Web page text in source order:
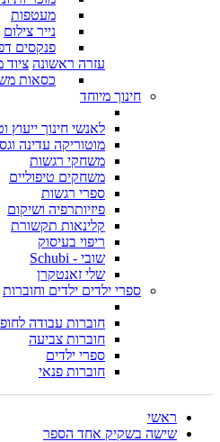
מעטפות
נייר צילום
פנקסים
עזרה ראשונה
כסאות
חינוך מיוחד
לאנשי חינוך ייעוץ
מוטוריקה עדינה
משחקי רגשות
משחקים טיפוליים
ספרי רגשות
פיזיותרפיה ושיקום
קלינאות תקשורת
ריפוי בעיסוק
שובי - Schubi
שלי זאנטקרן
ספרי ילדים ילדים וחוברות
חוברות עבודה
חוברות צביעה
ספרי ילדים
חוברות פנאי
ראשי
שישה בשקיק אחד הספר